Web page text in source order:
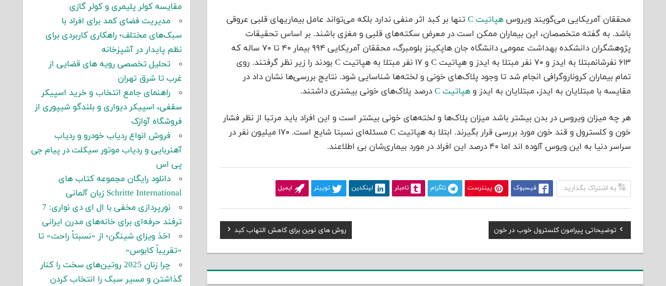
محققان آمریکایی‌ می‌گویند ویروس هپاتیت C
تنها بر کبد اثر منفی ندارد بلکه‌ می‌تواند عامل بیماریهای قلبی عروقی
باشد. به گفته متخصصان، این بیماران ممکن است در معرض سکته‌‌های قلبی و مغزی باشند. بر اساس تحقیقات
پژوهشگران دانشکده بهداشت عمومی دانشگاه جان هاپکینز بلومبرگ، محققان آمریکایی ۹۹۴ بیمار ۴۰ تا ۷۰ ساله که
۶۱۳ نفرشانمبتلا به ایدز و ۷۰ نفر مبتلا به ایدز و هپاتیت C و ۱۷ نفر مبتلا به هپاتیت C بودند را زیر نظر گرفتند. روی
تمام بیماران کروناروگرافی انجام شد تا وجود پلاک‌‌های خونی و لخته‌‌‌ها شناسایی شود. نتایج بررسی‌‌‌ها نشان داد در
مقایسه با مبتلایان به ایدز، مبتلایان به ایدز وهپاتیت C درصد پلاک‌‌های خونی بیشتری داشتند.
هر چه‌ ‌‌‌میزان ویروس در بدن بیشتر باشد‌ ‌‌‌میزان پلاک‌‌‌ها و لخته‌‌های خونی بیشتر است و این افراد باید مرتبا از نظر فشار
خون و کلسترول و قند خون مورد بررسی قرار بگیرند. ابتلا به هپاتیت C مسئله‌‌‌‌ای نسبتا شایع است. ۱۷۰‌ میلیون نفر در
سراسر دنیا به این ویوس آلوده اند اما ۴۰ درصد این افراد در مورد بیماری‌شان بی اطلاعند.
به اشتراک بگذارید: فیسبوک پینترست تلگرام تامبلر لینکدین توییتر ایمیل
راهبری
نوشته
Previous
Post:
توضیحاتی پیرامون کلسترول خوب در خون
Next
Post:
روش های نوین برای کاهش التهاب کبد
مقایسه کولر پلیمری و کولر گازی
مدیریت فضای کمد برای افراد با
سبک‌های مختلف؛ راهکاری کاربردی برای
نظم پایدار در آشپزخانه
تحلیل تخصصی رویه های قضایی از
غرب تا شرق تهران
راهنمای جامع انتخاب و خرید اسپیکر
سقفی، اسپیکر دیواری و بلندگو شیپوری از
فروشگاه آوازک
فروش انواع ردیاب خودرو و ردیاب
آهنربایی و ردیاب موتور سیکلت در پیام جی
پی اس
دانلود رایگان مجموعه کتاب های
Schritte International زبان آلمانی
نورپردازی مخفی با ال ای دی نواری: 7
ترفند حرفه‌ای برای خانه‌های مدرن ایرانی
اخذ ویزای شینگن؛ از «نسبتاً راحت» تا
«تقریباً کابوس»
چرا زنان 2025 روتین‌های سخت را کنار
گذاشتن و مسیر سبک را انتخاب کردن